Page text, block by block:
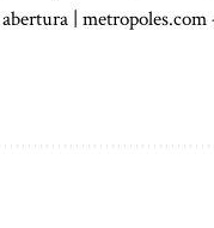
| metropoles.com